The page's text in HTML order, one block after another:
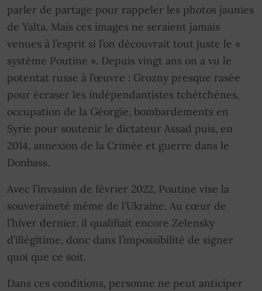
parler de partage pour rappeler les photos jaunies
de Yalta. Mais ces images ne seraient jamais
venues à l’esprit si l’on découvrait tout juste le «
système Poutine ». Depuis vingt ans on a vu le
potentat russe à l’œuvre : Grozny presque rasée
pour écraser les indépendantistes tchétchènes,
occupation de la Géorgie, bombardements en
Syrie pour soutenir le dictateur Assad puis, en
2014, annexion de la Crimée et guerre dans le
Donbass.
Avec l’invasion de février 2022, Poutine vise la
souveraineté même de l’Ukraine. Au cœur de
l’hiver dernier, il qualifiait encore Zelensky
d’illégitime, donc dans l’impossibilité de signer
quoi que ce soit.
Dans ces conditions, personne ne peut anticiper